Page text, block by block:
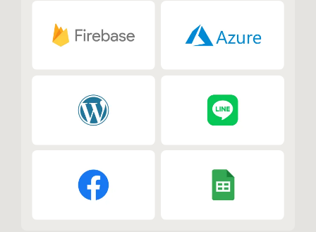
enhanced features and streamlined workflows that connect
applications with widely-used tools and services.